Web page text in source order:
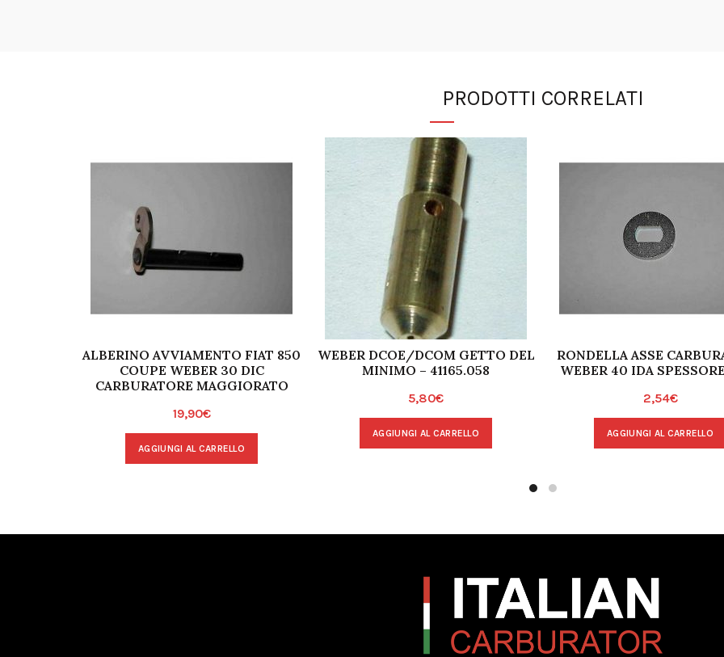
PRODOTTI CORRELATI
ALBERINO AVVIAMENTO FIAT 850
COUPE WEBER 30 DIC
CARBURATORE MAGGIORATO
19,90€
AGGIUNGI AL CARRELLO
WEBER DCOE/DCOM GETTO DEL
MINIMO – 41165.058
5,80€
AGGIUNGI AL CARRELLO
RONDELLA ASSE
WEBER 40 IDA
2,54€
AGGIUNGI AL CARRELLO